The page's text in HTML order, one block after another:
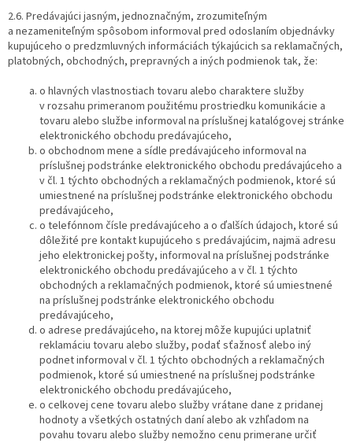
2.6. Predávajúci jasným, jednoznačným, zrozumiteľným
a nezameniteľným spôsobom informoval pred odoslaním objednávky
kupujúceho o predzmluvných informáciách týkajúcich sa reklamačných,
platobných, obchodných, prepravných a iných podmienok tak, že:
o hlavných vlastnostiach tovaru alebo charaktere služby
v rozsahu primeranom použitému prostriedku komunikácie a
tovaru alebo službe informoval na príslušnej katalógovej stránke
elektronického obchodu predávajúceho,
o obchodnom mene a sídle predávajúceho informoval na
príslušnej podstránke elektronického obchodu predávajúceho a
v čl. 1 týchto obchodných a reklamačných podmienok, ktoré sú
umiestnené na príslušnej podstránke elektronického obchodu
predávajúceho,
o telefónnom čísle predávajúceho a o ďalších údajoch, ktoré sú
dôležité pre kontakt kupujúceho s predávajúcim, najmä adresu
jeho elektronickej pošty, informoval na príslušnej podstránke
elektronického obchodu predávajúceho a v čl. 1 týchto
obchodných a reklamačných podmienok, ktoré sú umiestnené
na príslušnej podstránke elektronického obchodu
predávajúceho,
o adrese predávajúceho, na ktorej môže kupujúci uplatniť
reklamáciu tovaru alebo služby, podať sťažnosť alebo iný
podnet informoval v čl. 1 týchto obchodných a reklamačných
podmienok, ktoré sú umiestnené na príslušnej podstránke
elektronického obchodu predávajúceho,
o celkovej cene tovaru alebo služby vrátane dane z pridanej
hodnoty a všetkých ostatných daní alebo ak vzhľadom na
povahu tovaru alebo služby nemožno cenu primerane určiť